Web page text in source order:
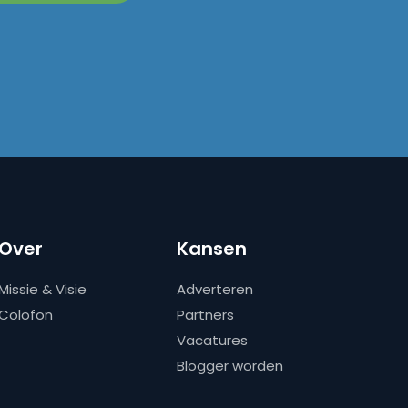
Over
& Visie
Kansen
Adverteren
Partners
Vacatures
Blogger worden